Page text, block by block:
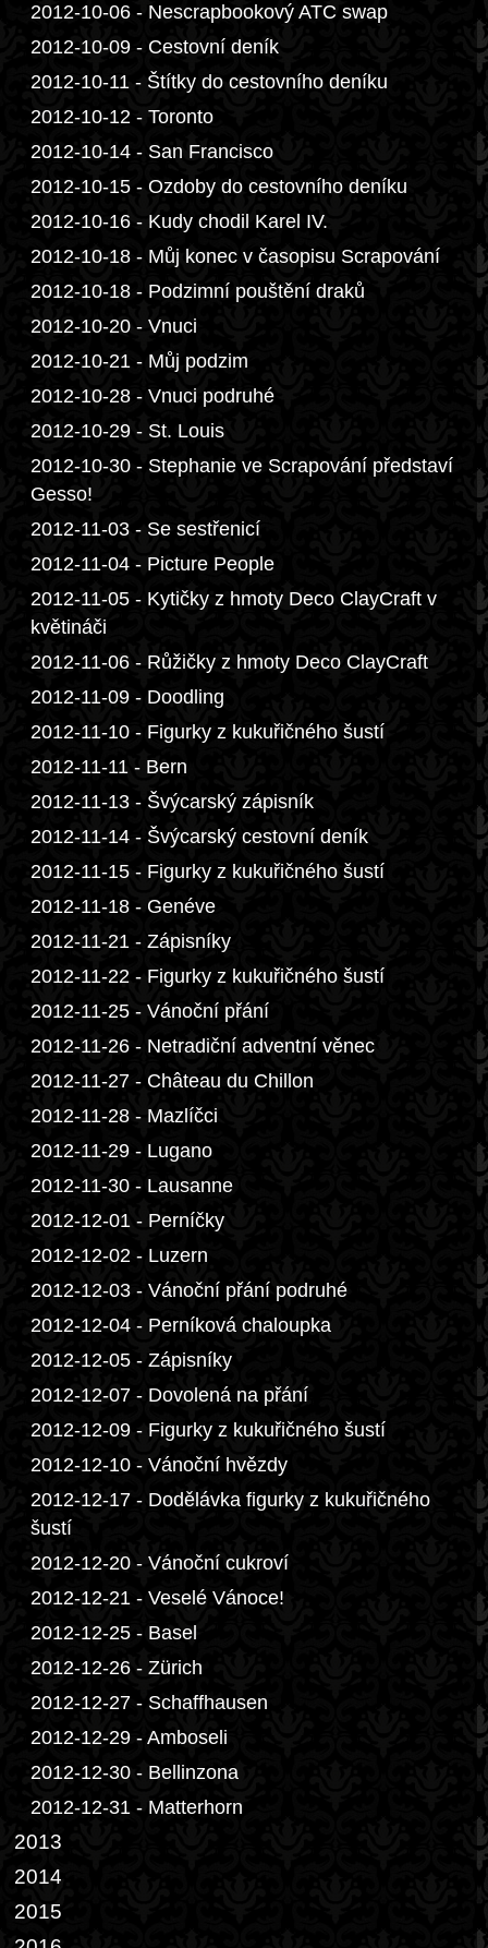
2012-10-06 - Nescrapbookový ATC swap
2012-10-09 - Cestovní deník
2012-10-11 - Štítky do cestovního deníku
2012-10-12 - Toronto
2012-10-14 - San Francisco
2012-10-15 - Ozdoby do cestovního deníku
2012-10-16 - Kudy chodil Karel IV.
2012-10-18 - Můj konec v časopisu Scrapování
2012-10-18 - Podzimní pouštění draků
2012-10-20 - Vnuci
2012-10-21 - Můj podzim
2012-10-28 - Vnuci podruhé
2012-10-29 - St. Louis
2012-10-30 - Stephanie ve Scrapování představí
Gesso!
2012-11-03 - Se sestřenicí
2012-11-04 - Picture People
2012-11-05 - Kytičky z hmoty Deco ClayCraft v
květináči
2012-11-06 - Růžičky z hmoty Deco ClayCraft
2012-11-09 - Doodling
2012-11-10 - Figurky z kukuřičného šustí
2012-11-11 - Bern
2012-11-13 - Švýcarský zápisník
2012-11-14 - Švýcarský cestovní deník
2012-11-15 - Figurky z kukuřičného šustí
2012-11-18 - Genéve
2012-11-21 - Zápisníky
2012-11-22 - Figurky z kukuřičného šustí
2012-11-25 - Vánoční přání
2012-11-26 - Netradiční adventní věnec
2012-11-27 - Château du Chillon
2012-11-28 - Mazlíčci
2012-11-29 - Lugano
2012-11-30 - Lausanne
2012-12-01 - Perníčky
2012-12-02 - Luzern
2012-12-03 - Vánoční přání podruhé
2012-12-04 - Perníková chaloupka
2012-12-05 - Zápisníky
2012-12-07 - Dovolená na přání
2012-12-09 - Figurky z kukuřičného šustí
2012-12-10 - Vánoční hvězdy
2012-12-17 - Dodělávka figurky z kukuřičného
šustí
2012-12-20 - Vánoční cukroví
2012-12-21 - Veselé Vánoce!
2012-12-25 - Basel
2012-12-26 - Zürich
2012-12-27 - Schaffhausen
2012-12-29 - Amboseli
2012-12-30 - Bellinzona
2012-12-31 - Matterhorn
2013
2014
2015